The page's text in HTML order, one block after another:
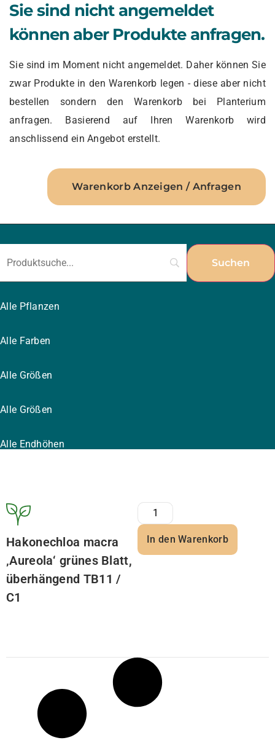
Sie sind nicht angemeldet
können aber Produkte anfragen.
Sie sind im Moment nicht angemeldet. Daher können Sie
zwar Produkte in den Warenkorb legen - diese aber nicht
bestellen sondern den Warenkorb bei Planterium
anfragen. Basierend auf Ihren Warenkorb wird
anschlissend ein Angebot erstellt.
Warenkorb Anzeigen / Anfragen
Alle Pflanzen
Alle Farben
Alle Größen
Alle Größen
Alle Endhöhen
Hakonechloa macra
‚Aureola‘ grünes Blatt,
überhängend TB11 /
C1
In den Warenkorb